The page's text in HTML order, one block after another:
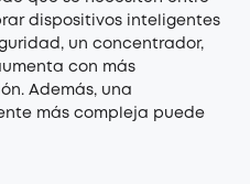
dispositivos inteligentes
un concentrador,
con más
Además, una
más compleja puede